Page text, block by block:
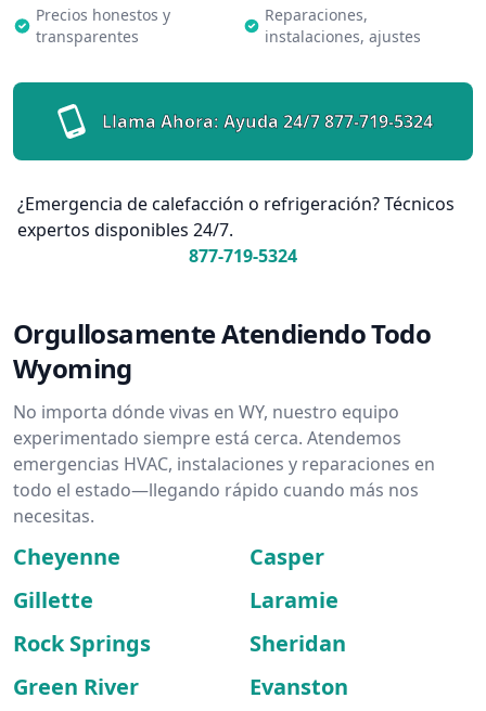
Precios honestos y
transparentes
Reparaciones,
instalaciones, ajustes
Llama Ahora: Ayuda 24/7 877-719-5324
¿Emergencia de calefacción o refrigeración? Técnicos
expertos disponibles 24/7.
877-719-5324
Orgullosamente Atendiendo Todo
Wyoming
No importa dónde vivas en WY, nuestro equipo
experimentado siempre está cerca. Atendemos
emergencias HVAC, instalaciones y reparaciones en
todo el estado—llegando rápido cuando más nos
necesitas.
Cheyenne
Casper
Gillette
Laramie
Rock Springs
Sheridan
Green River
Evanston